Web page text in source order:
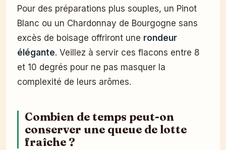
Pour des préparations plus souples, un Pinot
Blanc ou un Chardonnay de Bourgogne sans
excès de boisage offriront une rondeur
élégante. Veillez à servir ces flacons entre 8
et 10 degrés pour ne pas masquer la
complexité de leurs arômes.
Combien de temps peut-on
conserver une queue de lotte
fraîche ?